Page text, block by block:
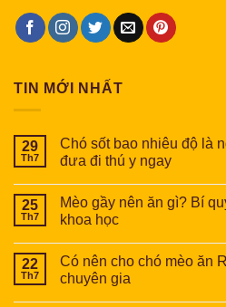
TIN MỚI NHẤT
29
Th7
Chó sốt bao nhiêu độ là
đưa đi thú y ngay
25
Th7
Mèo gầy nên ăn gì? Bí
khoa học
22
Th7
Có nên cho chó mèo ăn
chuyên gia